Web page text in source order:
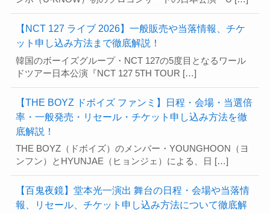
【NCT 127 ライブ 2026】一般販売や当落情報、チケ
ット申し込み方法まで徹底解説！
韓国のボーイズグループ・NCT 127の5度目となるワール
ドツアー日本公演『NCT 127 5TH TOUR […]
【THE BOYZ ドボイズ ファンミ】日程・会場・当選倍
率・一般発売・リセール・チケット申し込み方法を徹
底解説！
THE BOYZ（ドボイズ）のメンバー・YOUNGHOON（ヨ
ンフン）とHYUNJAE（ヒョンジェ）による、日 […]
【百鬼夜鏡】堂本光一演出 舞台の日程・会場や当落情
報、リセール、チケット申し込み方法について徹底解